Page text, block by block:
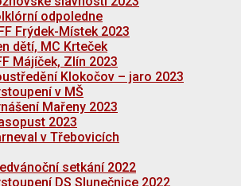
odpoledne
Frýdek-Místek 2023
dětí, MC Krteček
Májíček, Zlín 2023
Klokočov – jaro 2023
v MŠ
Mařeny 2023
2023
v Třebovicích
setkání 2022
DS Slunečnice 2022